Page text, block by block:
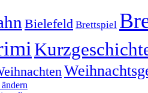
Bielefeld Brettspiel